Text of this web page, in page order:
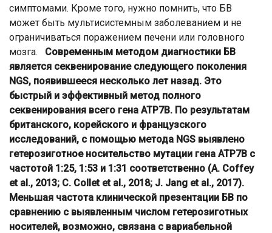
симптомами. Кроме того, нужно помнить, что БВ
может быть мультисистемным заболеванием и не
ограничиваться поражением печени или головного
мозга. Современным методом диагностики БВ
является секвенирование следующего поколения
NGS, появившееся несколько лет назад. Это
быстрый и эффективный метод полного
секвенирования всего гена ATP7B. По результатам
британского, корейского и французского
исследований, с помощью метода NGS выявлено
гетерозиготное носительство мутации гена ATP7B с
частотой 1:25, 1:53 и 1:31 соответственно (A. Coffey
et al., 2013; C. Collet et al., 2018; J. Jang et al., 2017).
Меньшая частота клинической презентации БВ по
сравнению с выявленным числом гетерозиготных
носителей, возможно, связана с вариабельной